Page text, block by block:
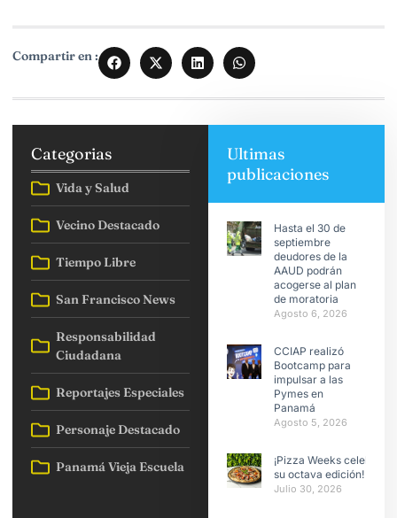
Compartir en :
Categorias
Vida y Salud
Vecino Destacado
Tiempo Libre
San Francisco News
Responsabilidad
Ciudadana
Reportajes Especiales
Personaje Destacado
Panamá Vieja Escuela
Ultimas
publicaciones
Hasta el 30 de
septiembre
deudores de la
AAUD podrán
acogerse al plan
de moratoria
Agosto 6, 2026
CCIAP realizó
Bootcamp para
impulsar a las
Pymes en
Panamá
Agosto 5, 2026
¡Pizza Weeks celebra
su octava edición!
Julio 30, 2026